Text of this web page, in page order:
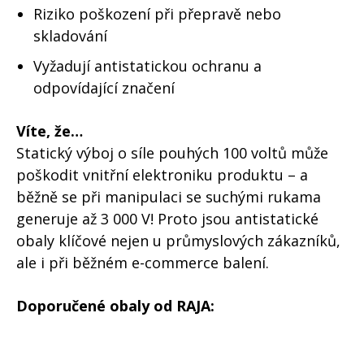
Riziko poškození při přepravě nebo
skladování
Vyžadují antistatickou ochranu a
odpovídající značení
Víte, že…
Statický výboj o síle pouhých 100 voltů může
poškodit vnitřní elektroniku produktu – a
běžně se při manipulaci se suchými rukama
generuje až 3 000 V! Proto jsou antistatické
obaly klíčové nejen u průmyslových zákazníků,
ale i při běžném e-commerce balení.
Doporučené obaly od RAJA: